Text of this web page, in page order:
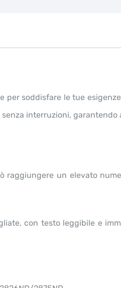
soddisfare le tue
interruzioni,
raggiungere un elevato
con testo leggibile e